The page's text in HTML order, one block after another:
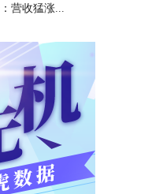
营收猛涨...